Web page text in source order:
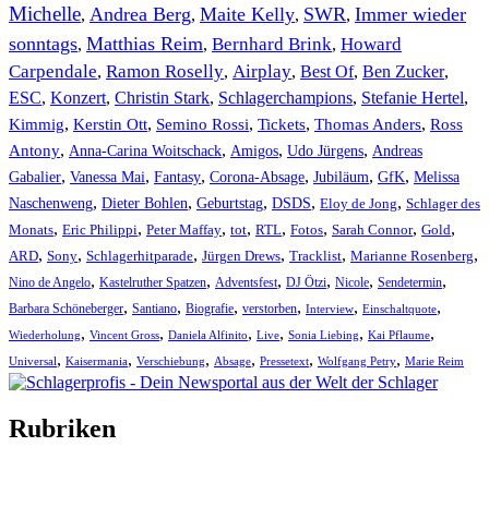
Michelle, Andrea Berg, Maite Kelly, SWR, Immer wieder
sonntags, Matthias Reim, Bernhard Brink, Howard
Carpendale, Ramon Roselly, Airplay, Best Of, Ben Zucker,
ESC, Konzert, Christin Stark, Schlagerchampions, Stefanie Hertel,
Kimmig, Kerstin Ott, Semino Rossi, Tickets, Thomas Anders, Ross
Antony, Anna-Carina Woitschack, Amigos, Udo Jürgens, Andreas
Gabalier, Vanessa Mai, Fantasy, Corona-Absage, Jubiläum, GfK, Melissa
Naschenweng, Dieter Bohlen, Geburtstag, DSDS, Eloy de Jong, Schlager des
Monats, Eric Philippi, Peter Maffay, tot, RTL, Fotos, Sarah Connor, Gold,
ARD, Sony, Schlagerhitparade, Jürgen Drews, Tracklist, Marianne Rosenberg,
Nino de Angelo, Kastelruther Spatzen, Adventsfest, DJ Ötzi, Nicole, Sendetermin,
Barbara Schöneberger, Santiano, Biografie, verstorben, Interview, Einschaltquote,
Wiederholung, Vincent Gross, Daniela Alfinito, Live, Sonia Liebing, Kai Pflaume,
Universal, Kaisermania, Verschiebung, Absage, Pressetext, Wolfgang Petry, Marie Reim
Rubriken